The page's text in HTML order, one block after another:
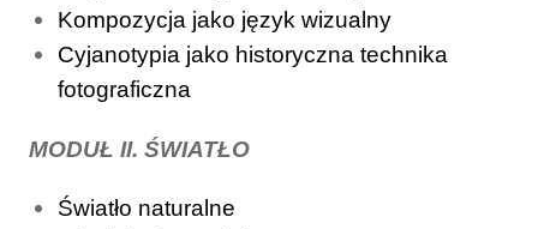
Kompozycja jako język wizualny
Cyjanotypia jako historyczna technika
fotograficzna
MODUŁ II. ŚWIATŁO
Światło naturalne